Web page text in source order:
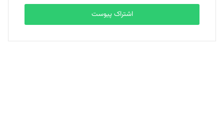
بابک نقاش
تحریریه
اشتراک پیوست